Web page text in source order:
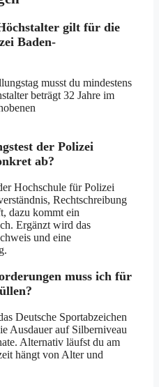
gilt für die
Baden-
musst du mindestens
beträgt 32 Jahre im
der Polizei
ab?
Hochschule für Polizei
Rechtschreibung
dazu kommt ein
Ergänzt wird das
und eine
muss ich für
Deutsche Sportabzeichen
Ausdauer auf Silberniveau
Alternativ läufst du am
hängt von Alter und